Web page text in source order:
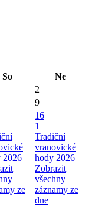
So
Ne
2
9
2026
ze
16
1
Tradiční
vranovické
hody 2026
Zobrazit
všechny
záznamy ze
dne